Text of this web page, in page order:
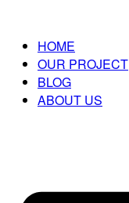
HOME
OUR PROJECT
BLOG
ABOUT US